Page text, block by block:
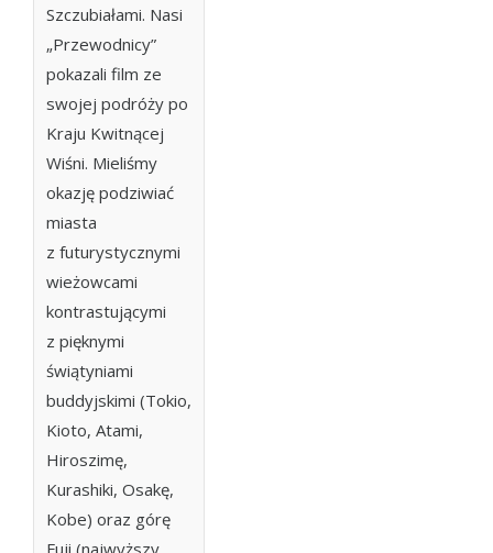
Szczubiałami. Nasi
„Przewodnicy”
pokazali film ze
swojej podróży po
Kraju Kwitnącej
Wiśni. Mieliśmy
okazję podziwiać
miasta
z futurystycznymi
wieżowcami
kontrastującymi
z pięknymi
świątyniami
buddyjskimi (Tokio,
Kioto, Atami,
Hiroszimę,
Kurashiki, Osakę,
Kobe) oraz górę
Fuji (najwyższy